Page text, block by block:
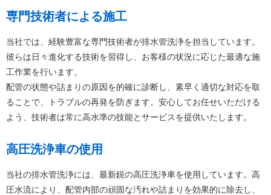
専門技術者による施工
当社では、経験豊富な専門技術者が排水管洗浄を担当しています。
彼らは日々進化する技術を習得し、お客様の状況に応じた最適な施
工作業を行います。
配管の状態や詰まりの原因を的確に診断し、素早く適切な対応を取
ることで、トラブルの再発を防ぎます。安心してお任せいただける
よう、技術者は常に高水準の技能とサービスを提供いたします。
高圧洗浄車の使用
当社の排水管洗浄には、最新鋭の高圧洗浄車を使用しています。高
圧水流により、配管内部の頑固な汚れや詰まりを効果的に除去し、